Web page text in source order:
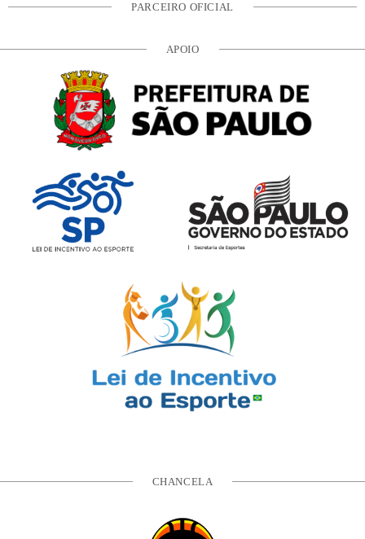
PARCEIRO OFICIAL
APOIO
CHANCELA